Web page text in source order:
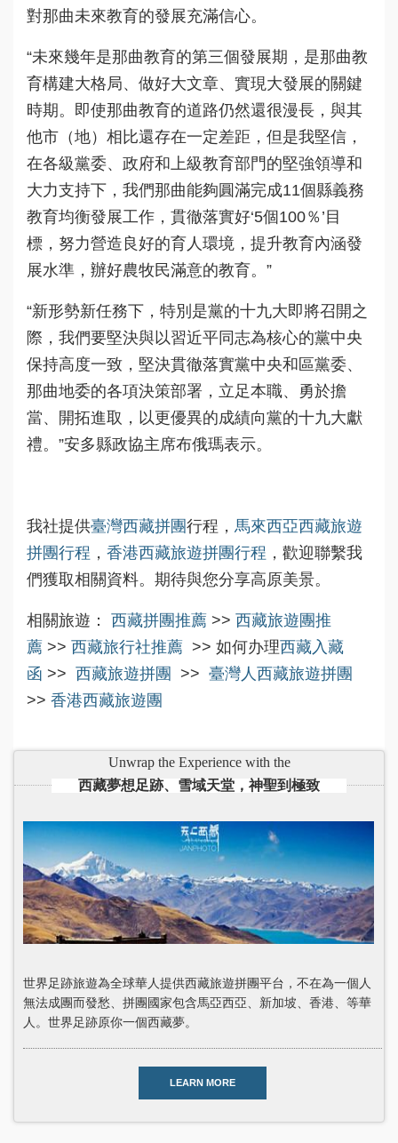
對那曲未來教育的發展充滿信心。
“未來幾年是那曲教育的第三個發展期，是那曲教
育構建大格局、做好大文章、實現大發展的關鍵
時期。即使那曲教育的道路仍然還很漫長，與其
他市（地）相比還存在一定差距，但是我堅信，
在各級黨委、政府和上級教育部門的堅強領導和
大力支持下，我們那曲能夠圓滿完成11個縣義務
教育均衡發展工作，貫徹落實好‘5個100％’目
標，努力營造良好的育人環境，提升教育內涵發
展水準，辦好農牧民滿意的教育。”
“新形勢新任務下，特別是黨的十九大即將召開之
際，我們要堅決與以習近平同志為核心的黨中央
保持高度一致，堅決貫徹落實黨中央和區黨委、
那曲地委的各項決策部署，立足本職、勇於擔
當、開拓進取，以更優異的成績向黨的十九大獻
禮。”安多縣政協主席布俄瑪表示。
我社提供臺灣西藏拼團行程， 馬來西亞西藏旅遊
拼團行程 ， 香港西藏旅遊拼團行程 ，歡迎聯繫我
們獲取相關資料。期待與您分享高原美景。
相關旅遊： 西藏拼團推薦 >> 西藏旅遊團推
薦 >> 西藏旅行社推薦 >> 如何办理西藏入藏
函 >> 西藏旅遊拼團 >> 臺灣人西藏旅遊拼團
>> 香港西藏旅遊團
Unwrap the Experience with the
西藏夢想足跡、雪域天堂，神聖到極致
世界足跡旅遊為全球華人提供西藏旅遊拼團平台，不在為一個人
無法成團而發愁、拼團國家包含馬亞西亞、新加坡、香港、等華
人。世界足跡原你一個西藏夢。
LEARN MORE